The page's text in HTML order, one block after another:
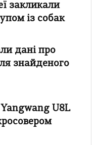
закликали
із собак
дані про
знайденого
U8L